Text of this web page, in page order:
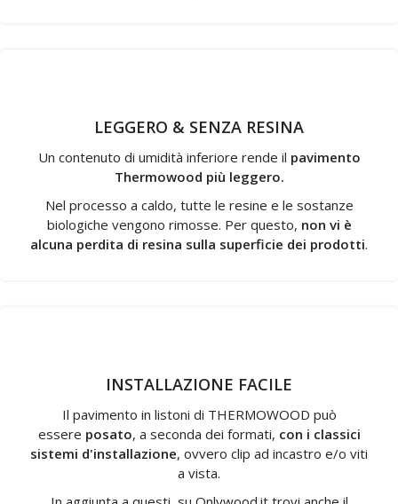
LEGGERO & SENZA RESINA
Un contenuto di umidità inferiore rende il pavimento
Thermowood più leggero.
Nel processo a caldo, tutte le resine e le sostanze
biologiche vengono rimosse. Per questo, non vi è
alcuna perdita di resina sulla superficie dei prodotti.
INSTALLAZIONE FACILE
Il pavimento in listoni di THERMOWOOD può
essere posato, a seconda dei formati, con i classici
sistemi d'installazione, ovvero clip ad incastro e/o viti
a vista.